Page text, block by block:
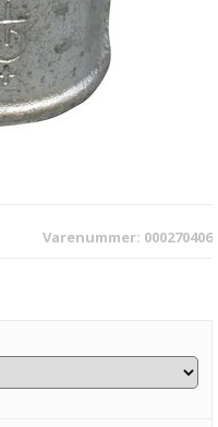
Varenummer: 000270406